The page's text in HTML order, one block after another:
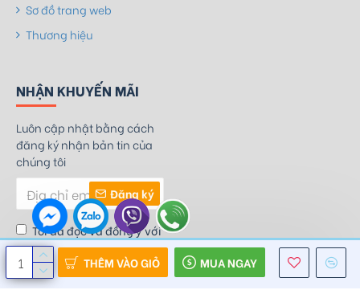
THÊM VÀO GIỎ MUA NGAY
Sơ đồ trang web
Thương hiệu
NHẬN KHUYẾN MÃI
Luôn cập nhật bằng cách
đăng ký nhận bản tin của
chúng tôi
Đăng ký
Tôi đã đọc và đồng ý với
điều khoản
Chính Sách Bảo Mật